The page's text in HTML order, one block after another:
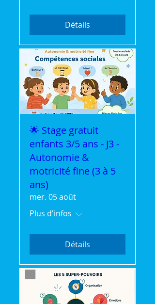
Détails
🌟 Stage gratuit
enfants 3/5 ans - J3 -
Autonomie &
motricité fine (3 à 5
ans)
mer. 05 août
Plus d'infos
Détails